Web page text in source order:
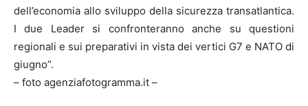
dell’economia allo sviluppo della sicurezza transatlantica.
I due Leader si confronteranno anche su questioni
regionali e sui preparativi in vista dei vertici G7 e NATO di
giugno”.
– foto agenziafotogramma.it –